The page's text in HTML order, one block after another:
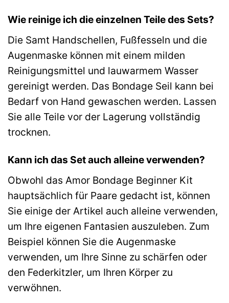
Wie reinige ich die einzelnen Teile des Sets?
Die Samt Handschellen, Fußfesseln und die
Augenmaske können mit einem milden
Reinigungsmittel und lauwarmem Wasser
gereinigt werden. Das Bondage Seil kann bei
Bedarf von Hand gewaschen werden. Lassen
Sie alle Teile vor der Lagerung vollständig
trocknen.
Kann ich das Set auch alleine verwenden?
Obwohl das Amor Bondage Beginner Kit
hauptsächlich für Paare gedacht ist, können
Sie einige der Artikel auch alleine verwenden,
um Ihre eigenen Fantasien auszuleben. Zum
Beispiel können Sie die Augenmaske
verwenden, um Ihre Sinne zu schärfen oder
den Federkitzler, um Ihren Körper zu
verwöhnen.